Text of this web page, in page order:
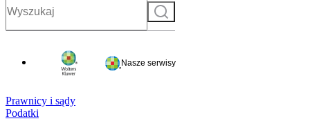
Szukaj
Nasze serwisy
Prawnicy i sądy
Podatki